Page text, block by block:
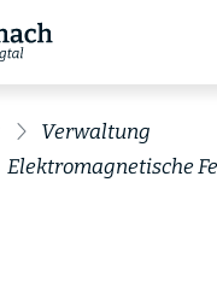
Verwaltung
Elektromagnetische